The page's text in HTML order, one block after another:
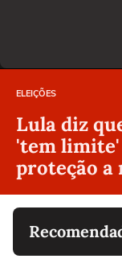
ELEIÇÕES
Lula diz
'tem limite'
proteção a